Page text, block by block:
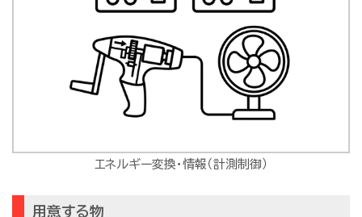
エネルギー変換・情報（計測制御）
用意する物